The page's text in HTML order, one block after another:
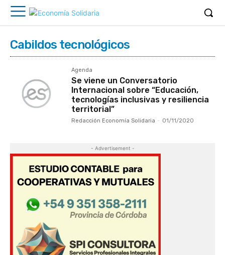
Cabildos tecnológicos
Agenda
Se viene un Conversatorio
Internacional sobre “Educación,
tecnologías inclusivas y resiliencia
territorial”
Redacción Economía Solidaria - 01/11/2020
- Advertisement -